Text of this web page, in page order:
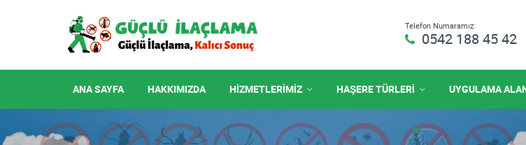
Telefon Numaramız:
0542 188 45 42
ANA SAYFA HAKKIMIZDA HIZMETLERIMIZ HAŞERE TÜRLERİ UYGULAMA